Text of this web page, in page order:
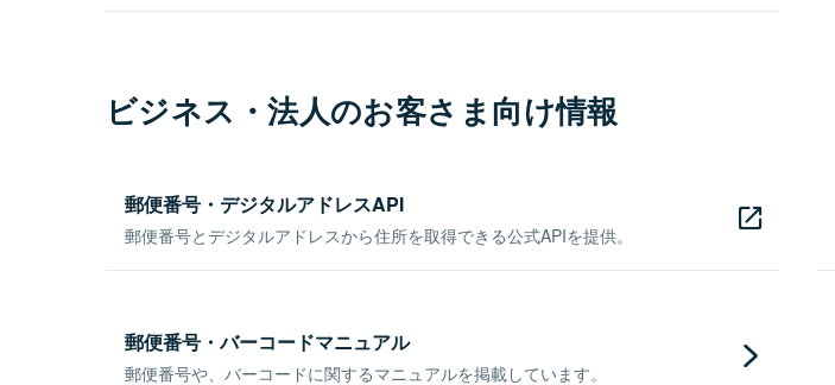
ビジネス・法人のお客さま向け情報
郵便番号・デジタルアドレスAPI
郵便番号とデジタルアドレスから住所を取得できる公式APIを提供。
郵便番号・バーコードマニュアル
郵便番号や、バーコードに関するマニュアルを掲載しています。